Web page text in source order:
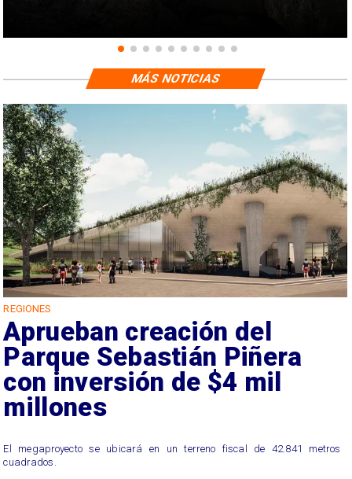
REGIONES
Aprueban creación del
Parque Sebastián Piñera
con inversión de $4 mil
millones
El megaproyecto se ubicará en un terreno fiscal de 42.841 metros
cuadrados.
MÁS NOTICIAS